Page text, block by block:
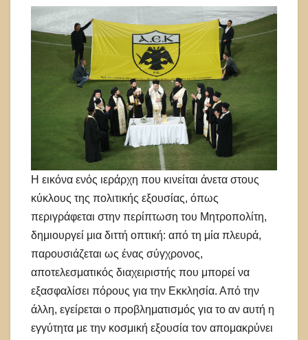
Η εικόνα ενός ιεράρχη που κινείται άνετα στους
κύκλους της πολιτικής εξουσίας, όπως
περιγράφεται στην περίπτωση του Μητροπολίτη,
δημιουργεί μια διττή οπτική: από τη μία πλευρά,
παρουσιάζεται ως ένας σύγχρονος,
αποτελεσματικός διαχειριστής που μπορεί να
εξασφαλίσει πόρους για την Εκκλησία. Από την
άλλη, εγείρεται ο προβληματισμός για το αν αυτή η
εγγύτητα με την κοσμική εξουσία τον απομακρύνει